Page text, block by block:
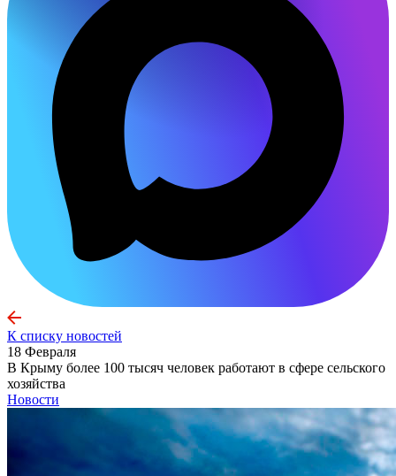
К списку новостей
18 Февраля
В Крыму более 100 тысяч человек работают в сфере сельского
хозяйства
Новости